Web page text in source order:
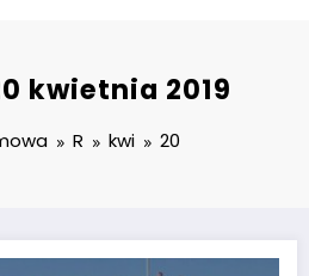
kwietnia 2019
R kwi 20